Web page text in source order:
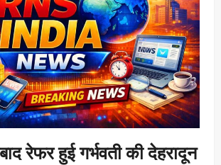
रेफर हुई गर्भवती की देहरादून